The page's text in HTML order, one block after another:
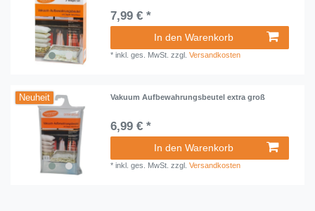
7,99 € *
In den Warenkorb
*inkl. ges. MwSt. zzgl.Versandkosten
Neuheit Vakuum Aufbewahrungsbeutel extra groß
6,99 € *
In den Warenkorb
*inkl. ges. MwSt. zzgl.Versandkosten